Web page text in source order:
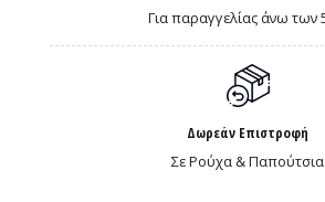
Για παραγγελίας άνω των
Δωρεάν Επιστροφή
Σε Ρούχα & Παπούτσια